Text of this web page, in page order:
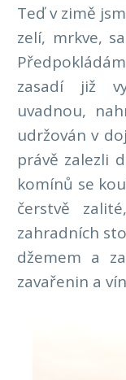
Teď v zimě
zelí, mrkve,
zasadí již
uvadnou,
udržován v
právě zalezli
komínů se
čerstvě
zahradních
džemem a
zavařenin a